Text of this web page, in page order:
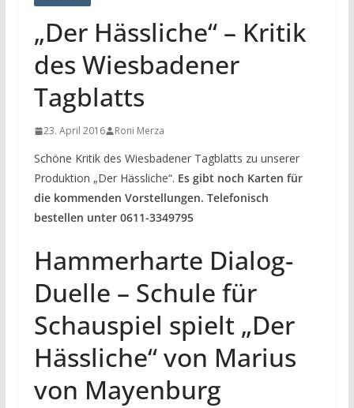
„Der Hässliche“ – Kritik
des Wiesbadener
Tagblatts
23. April 2016 Roni Merza
Schöne Kritik des Wiesbadener Tagblatts zu unserer
Produktion „Der Hässliche“. Es gibt noch Karten für
die kommenden Vorstellungen. Telefonisch
bestellen unter 0611-3349795
Hammerharte Dialog-
Duelle – Schule für
Schauspiel spielt „Der
Hässliche“ von Marius
von Mayenburg